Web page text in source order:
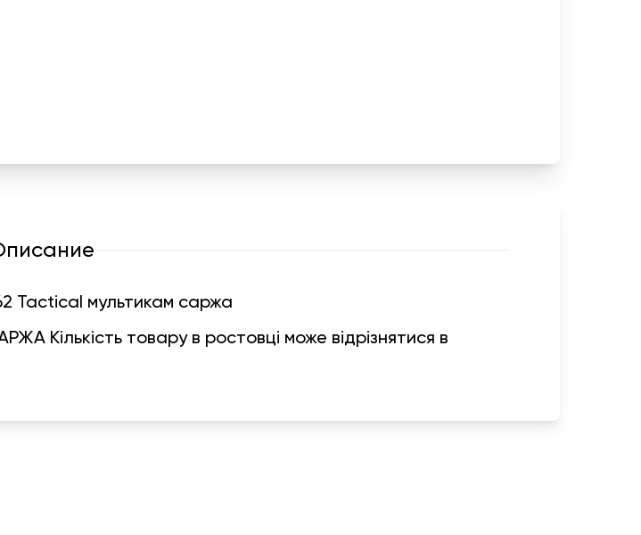
Tactical мультикам саржа
Кількість товару в ростовці може відрізнятися в